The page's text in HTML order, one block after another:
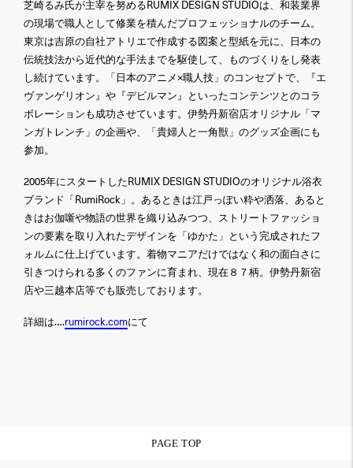
芝崎るみ氏が主宰を努めるRUMIX DESIGN STUDIOは、和装業界
の現場で職人として修業を積んだプロフェッショナルのチーム。
東京は吉原の自社アトリエで作成する図案と型紙を元に、日本の
伝統技法から近代的な手法までを駆使して、ものづくりをし発表
し続けています。「日本のアニメ×職人技」のコンセプトで、『エ
ヴァンゲリオン』や『デビルマン』といったコンテンツとのコラ
ボレーションも成功させています。伊勢丹新宿店オリジナル「マ
ンガトレンチ」の企画や、「貴婦人と一角獣」のグッズ企画にも
参加。
2005年にスタートしたRUMIX DESIGN STUDIOのオリジナル浴衣
ブランド「RumiRock」。あるときは江戸っぽい粋や洒落、あると
きはお伽噺や物語の世界を織り込みつつ、ストリートファッショ
ンの要素を取り入れたデザインを「ゆかた」という完成されたフ
ォルムに仕上げています。着物マニアだけではなく和の面白さに
引きつけられる多くのファンに育まれ、現在８７柄。伊勢丹新宿
店や三越本店等でも販売しております。
詳細は….rumirock.comにて
PAGE TOP